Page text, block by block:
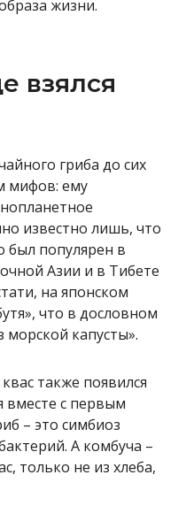
жизни.
взялся
гриба до сих
мифов: ему
известно лишь, что
был популярен в
Азии и в Тибете
на японском
что в дословном
морской капусты».
также появился
вместе с первым
– это симбиоз
А комбуча –
только не из хлеба,